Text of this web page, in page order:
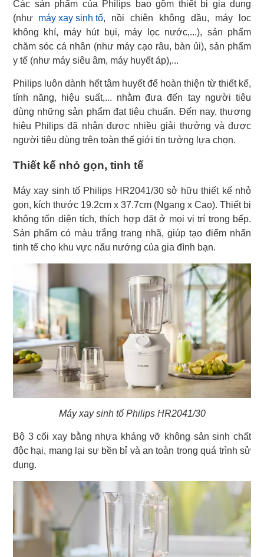
Các sản phẩm của Philips bao gồm thiết bị gia dụng
(như máy xay sinh tố, nồi chiên không dầu, máy lọc
không khí, máy hút bụi, máy lọc nước,...), sản phẩm
chăm sóc cá nhân (như máy cạo râu, bàn ủi), sản phẩm
y tế (như máy siêu âm, máy huyết áp),...
Philips luôn dành hết tâm huyết để hoàn thiện từ thiết kế,
tính năng, hiệu suất,... nhằm đưa đến tay người tiêu
dùng những sản phẩm đạt tiêu chuẩn. Đến nay, thương
hiệu Philips đã nhận được nhiều giải thưởng và được
người tiêu dùng trên toàn thế giới tin tưởng lựa chọn.
Thiết kế nhỏ gọn, tinh tế
Máy xay sinh tố Philips HR2041/30 sở hữu thiết kế nhỏ
gọn, kích thước 19.2cm x 37.7cm (Ngang x Cao). Thiết bị
không tốn diện tích, thích hợp đặt ở mọi vị trí trong bếp.
Sản phẩm có màu trắng trang nhã, giúp tạo điểm nhấn
tinh tế cho khu vực nấu nướng của gia đình bạn.
Máy xay sinh tố Philips HR2041/30
Bộ 3 cối xay bằng nhựa kháng vỡ không sản sinh chất
độc hại, mang lại sự bền bỉ và an toàn trong quá trình sử
dụng.